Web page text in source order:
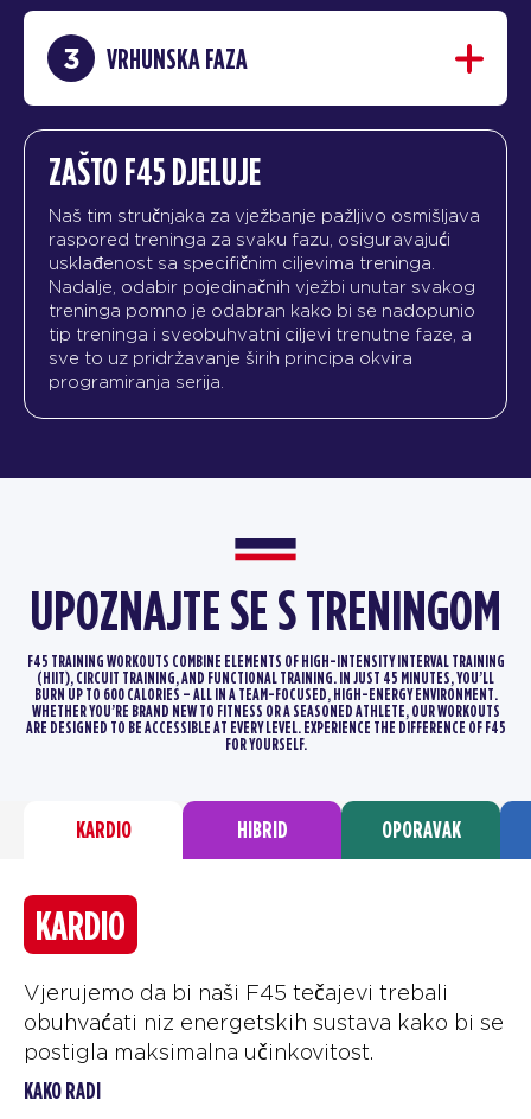
3 VRHUNSKA FAZA
ZAŠTO F45 DJELUJE
Naš tim stručnjaka za vježbanje pažljivo osmišljava
raspored treninga za svaku fazu, osiguravajući
usklađenost sa specifičnim ciljevima treninga.
Nadalje, odabir pojedinačnih vježbi unutar svakog
treninga pomno je odabran kako bi se nadopunio
tip treninga i sveobuhvatni ciljevi trenutne faze, a
sve to uz pridržavanje širih principa okvira
programiranja serija.
UPOZNAJTE SE S TRENINGOM
F45 TRAINING WORKOUTS COMBINE ELEMENTS OF HIGH-INTENSITY INTERVAL TRAINING
(HIIT), CIRCUIT TRAINING, AND FUNCTIONAL TRAINING. IN JUST 45 MINUTES, YOU’LL
BURN UP TO 600 CALORIES – ALL IN A TEAM-FOCUSED, HIGH-ENERGY ENVIRONMENT.
WHETHER YOU’RE BRAND NEW TO FITNESS OR A SEASONED ATHLETE, OUR WORKOUTS
ARE DESIGNED TO BE ACCESSIBLE AT EVERY LEVEL. EXPERIENCE THE DIFFERENCE OF F45
FOR YOURSELF.
KARDIO HIBRID OPORAVAK
KARDIO
Vjerujemo da bi naši F45 tečajevi trebali
obuhvaćati niz energetskih sustava kako bi se
postigla maksimalna učinkovitost.
KAKO RADI